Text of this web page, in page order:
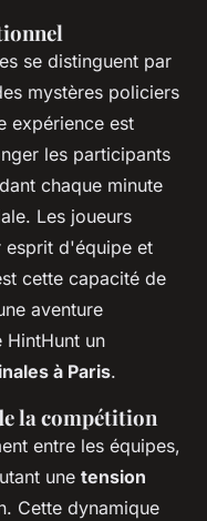
se distinguent par
mystères policiers
expérience est
les participants
chaque minute
Les joueurs
esprit d'équipe et
cette capacité de
aventure
HintHunt un
à Paris.
la compétition
entre les équipes,
une tension
Cette dynamique